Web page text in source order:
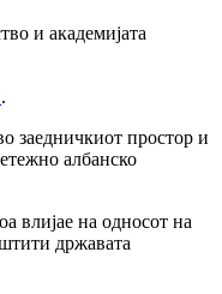
и академијата
.
заедничкиот простор и
албанско
влијае на односот на
државата